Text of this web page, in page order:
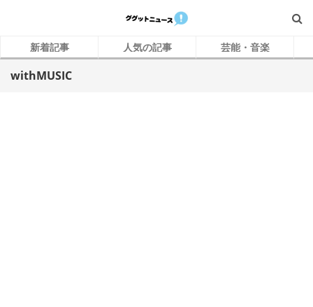
新着記事 人気の記事 芸能・音楽
withMUSIC